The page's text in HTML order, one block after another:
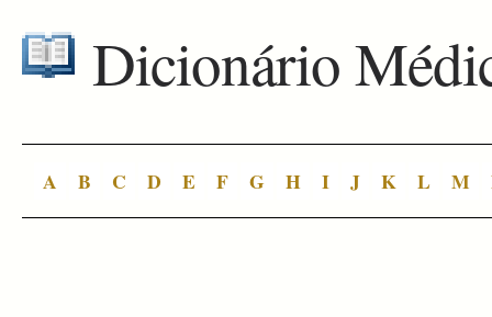
Dicionário
A B C D E F G H I J K L M